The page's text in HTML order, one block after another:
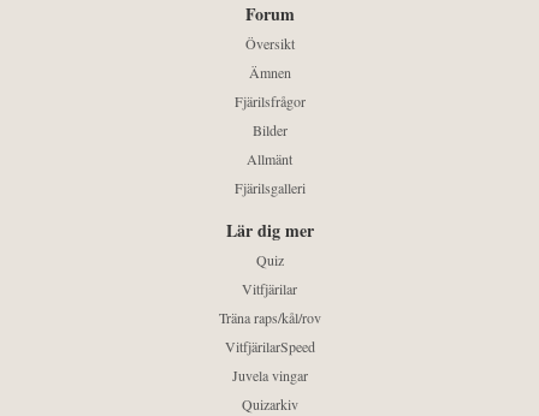
Forum
Översikt
Ämnen
Fjärilsfrågor
Bilder
Allmänt
Fjärilsgalleri
Lär dig mer
Quiz
Vitfjärilar
Träna raps/kål/rov
VitfjärilarSpeed
Juvela vingar
Quizarkiv